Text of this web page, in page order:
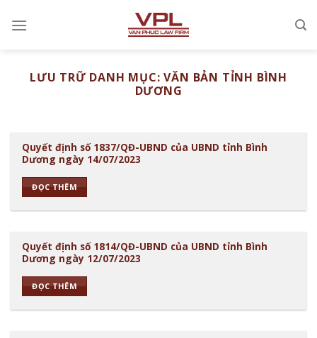
đến
LƯU TRỮ DANH MỤC:VĂN BẢN TỈNH BÌNH
DƯƠNG
Quyết định số 1837/QĐ-UBND của UBND tỉnh Bình
Dương ngày 14/07/2023
ĐỌC THÊM
Quyết định số 1814/QĐ-UBND của UBND tỉnh Bình
Dương ngày 12/07/2023
ĐỌC THÊM